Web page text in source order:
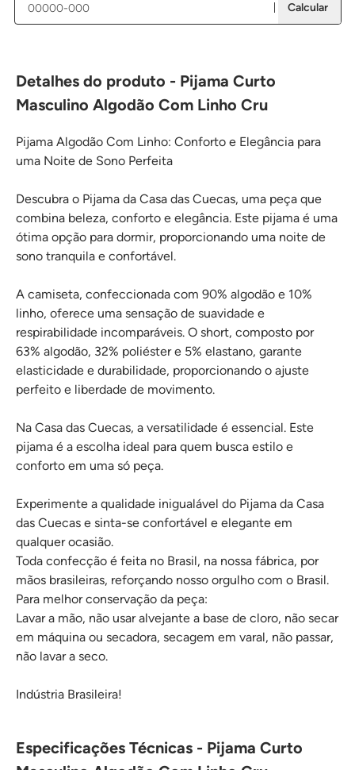
Calcular
Detalhes do produto - Pijama Curto
Masculino Algodão Com Linho Cru
Pijama Algodão Com Linho: Conforto e Elegância para
uma Noite de Sono Perfeita
Descubra o Pijama da Casa das Cuecas, uma peça que
combina beleza, conforto e elegância. Este pijama é uma
ótima opção para dormir, proporcionando uma noite de
sono tranquila e confortável.
A camiseta, confeccionada com 90% algodão e 10%
linho, oferece uma sensação de suavidade e
respirabilidade incomparáveis. O short, composto por
63% algodão, 32% poliéster e 5% elastano, garante
elasticidade e durabilidade, proporcionando o ajuste
perfeito e liberdade de movimento.
Na Casa das Cuecas, a versatilidade é essencial. Este
pijama é a escolha ideal para quem busca estilo e
conforto em uma só peça.
Experimente a qualidade inigualável do Pijama da Casa
das Cuecas e sinta-se confortável e elegante em
qualquer ocasião.
Toda confecção é feita no Brasil, na nossa fábrica, por
mãos brasileiras, reforçando nosso orgulho com o Brasil.
Para melhor conservação da peça:
Lavar a mão, não usar alvejante a base de cloro, não secar
em máquina ou secadora, secagem em varal, não passar,
não lavar a seco.
Indústria Brasileira!
Especificações Técnicas - Pijama Curto